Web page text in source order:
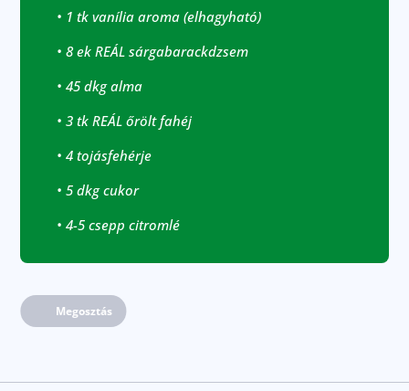
• 1 tk vanília aroma (elhagyható)
• 8 ek REÁL sárgabarackdzsem
• 45 dkg alma
• 3 tk REÁL őrölt fahéj
• 4 tojásfehérje
• 5 dkg cukor
• 4-5 csepp citromlé
Megosztás